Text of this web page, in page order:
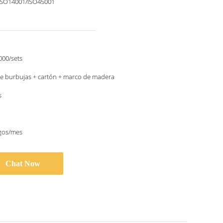
sets
burbujas + cartón + marco de madera
mes
Chat Now